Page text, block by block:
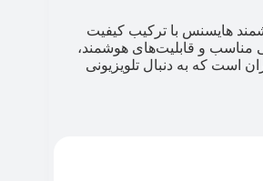
هایسنس با ترکیب کیفیت
مناسب و قابلیت‌های هوشمند،
است که به دنبال تلویزیونی